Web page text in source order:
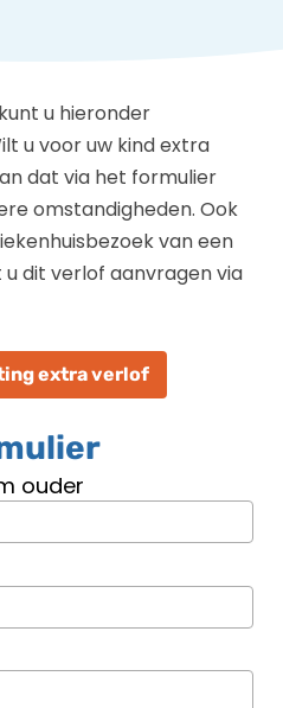
u hieronder
u voor uw kind extra
dat via het formulier
omstandigheden. Ook
van een
dit verlof aanvragen via
extra verlof
ouder